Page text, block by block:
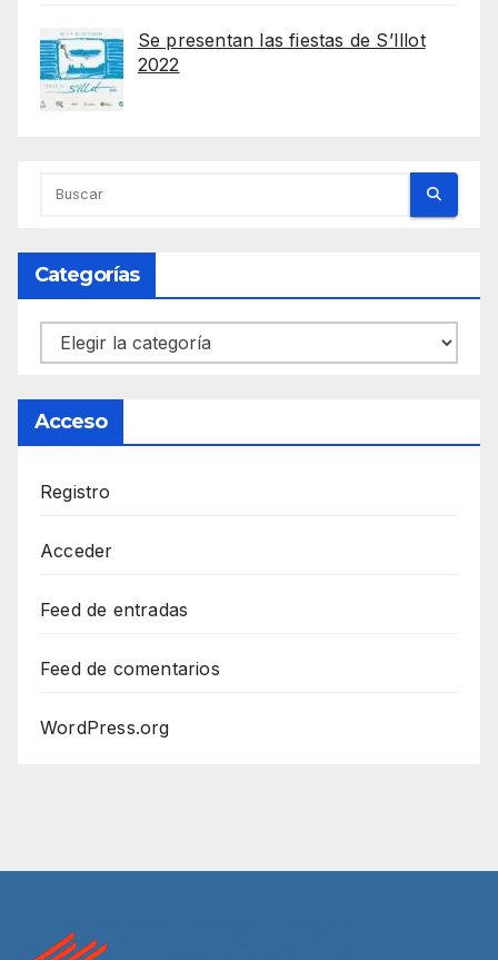
Se presentan las fiestas de S’Illot
2022
Categorías
Categorías
Acceso
Registro
Acceder
Feed de entradas
Feed de comentarios
WordPress.org